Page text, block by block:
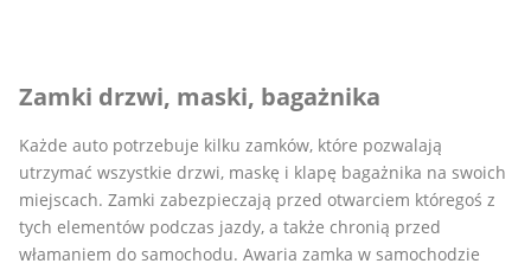
Zamki drzwi, maski, bagażnika
Każde auto potrzebuje kilku zamków, które pozwalają
utrzymać wszystkie drzwi, maskę i klapę bagażnika na swoich
miejscach. Zamki zabezpieczają przed otwarciem któregoś z
tych elementów podczas jazdy, a także chronią przed
włamaniem do samochodu. Awaria zamka w samochodzie